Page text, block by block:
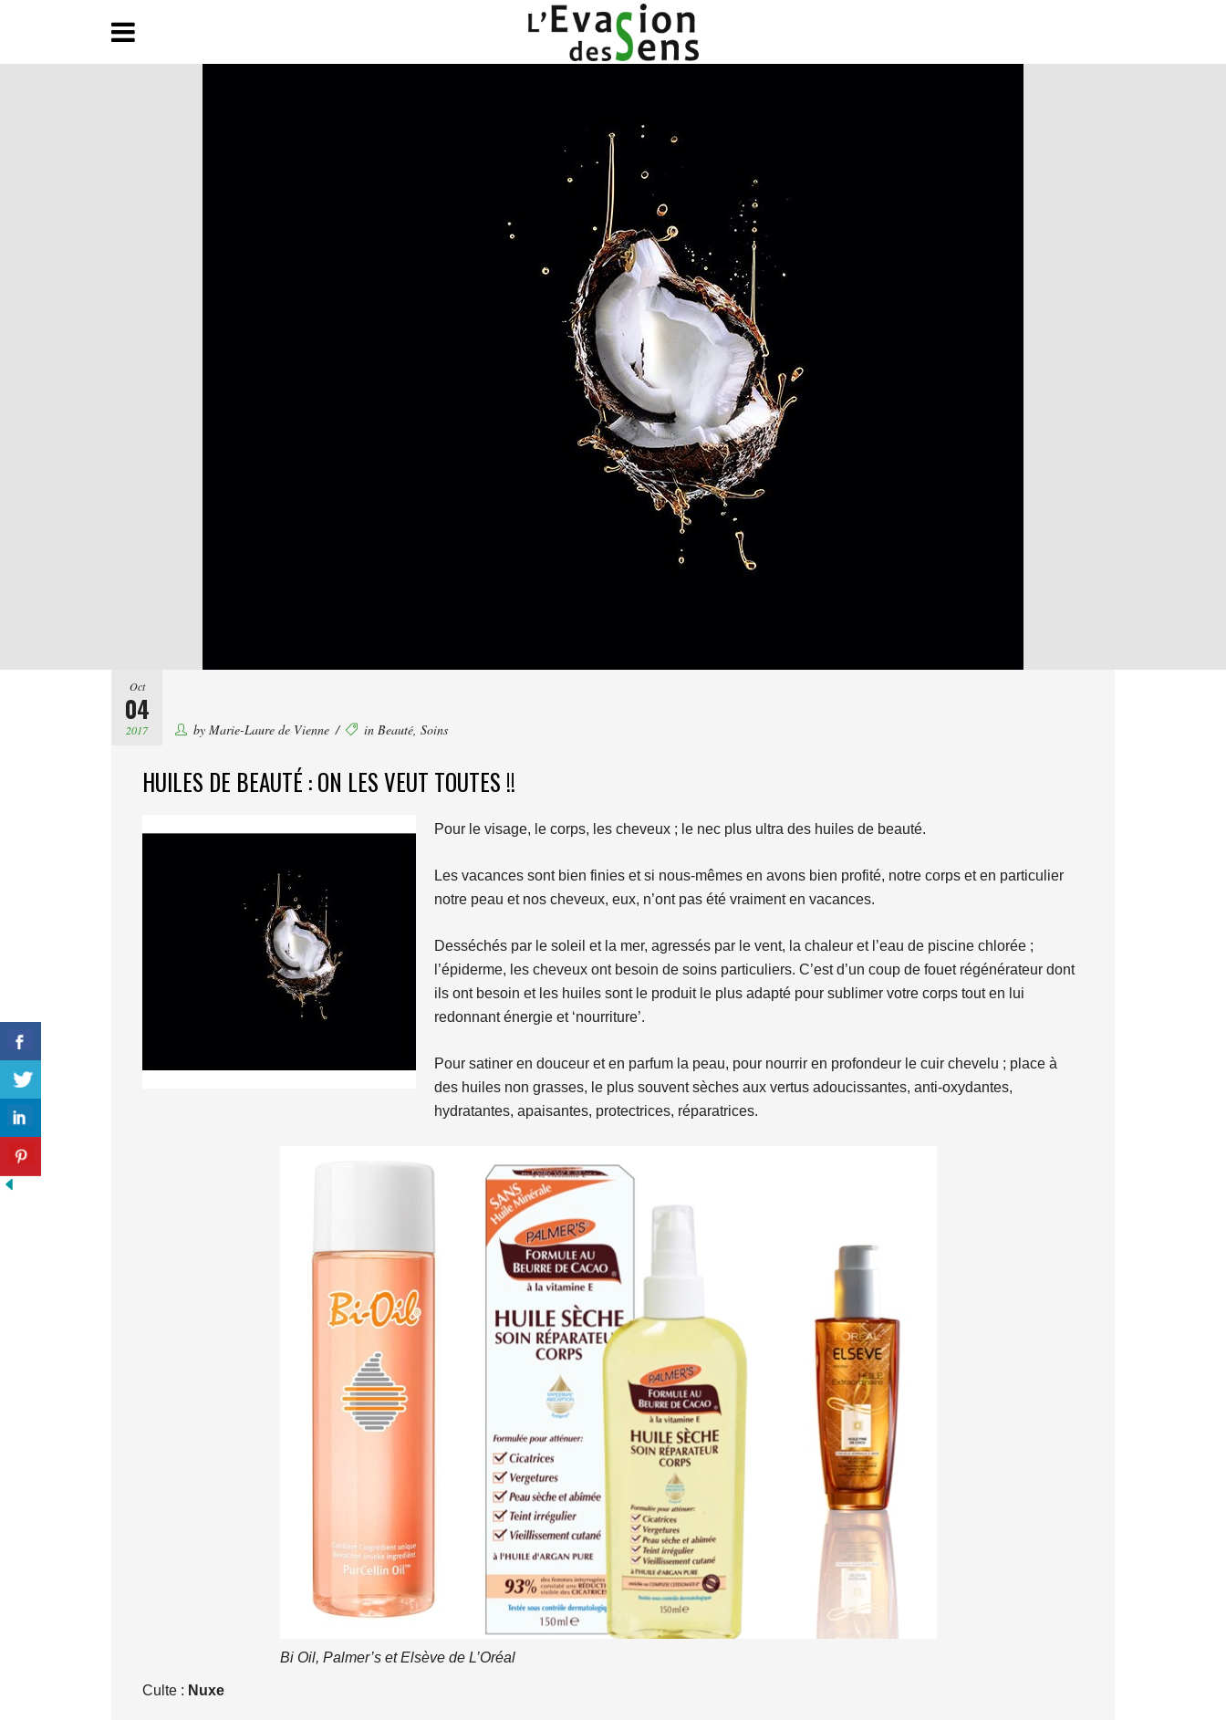
Oct
04
2017 by Marie-Laure de Vienne in Beauté, Soins
HUILES DE BEAUTÉ : ON LES VEUT TOUTES !!
Pour le visage, le corps, les cheveux ; le nec plus ultra des huiles de beauté.
Les vacances sont bien finies et si nous-mêmes en avons bien profité, notre corps et en particulier
notre peau et nos cheveux, eux, n’ont pas été vraiment en vacances.
Desséchés par le soleil et la mer, agressés par le vent, la chaleur et l’eau de piscine chlorée ;
l’épiderme, les cheveux ont besoin de soins particuliers. C’est d’un coup de fouet régénérateur dont
ils ont besoin et les huiles sont le produit le plus adapté pour sublimer votre corps tout en lui
redonnant énergie et ‘nourriture’.
Pour satiner en douceur et en parfum la peau, pour nourrir en profondeur le cuir chevelu ; place à
des huiles non grasses, le plus souvent sèches aux vertus adoucissantes, anti-oxydantes,
hydratantes, apaisantes, protectrices, réparatrices.
Bi Oil, Palmer’s et Elsève de L’Oréal
Culte : Nuxe